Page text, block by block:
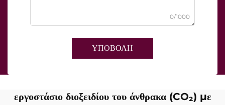
0/1000
ΥΠΟΒΟΛΗ
εργοστάσιο διοξειδίου του άνθρακα (CO₂) με